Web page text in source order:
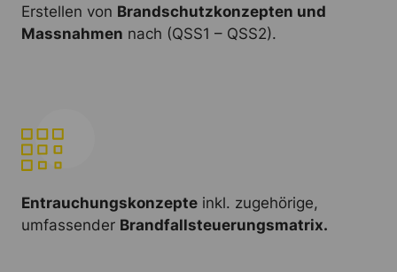
Erstellen von Brandschutzkonzepten und
Massnahmen nach (QSS1 – QSS2).
Entrauchungskonzepte inkl. zugehörige,
umfassender Brandfallsteuerungsmatrix.